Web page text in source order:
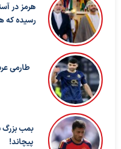
هرمز در
رسیده که
طارمی
بمب بزرگ
پیچاند!